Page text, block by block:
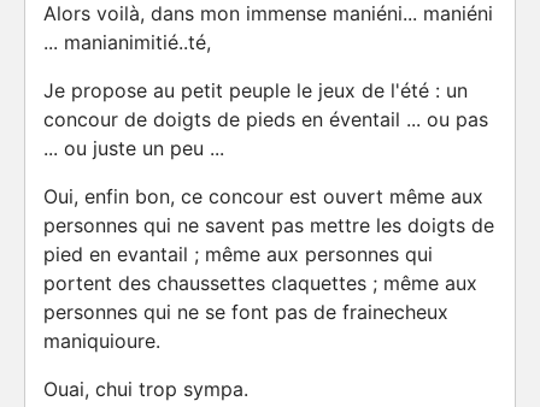
Alors voilà, dans mon immense maniéni... maniéni
... manianimitié..té,
Je propose au petit peuple le jeux de l'été : un
concour de doigts de pieds en éventail ... ou pas
... ou juste un peu ...
Oui, enfin bon, ce concour est ouvert même aux
personnes qui ne savent pas mettre les doigts de
pied en evantail ; même aux personnes qui
portent des chaussettes claquettes ; même aux
personnes qui ne se font pas de frainecheux
maniquioure.
Ouai, chui trop sympa.